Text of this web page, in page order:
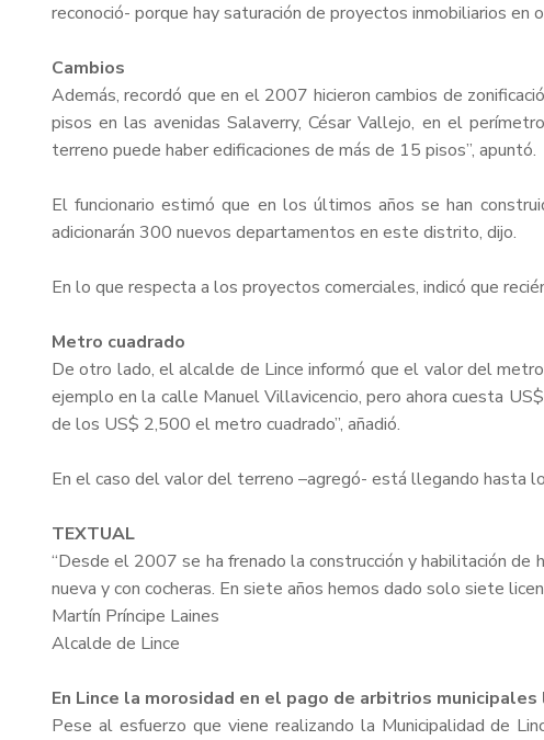
reconoció- porque hay saturación de proyectos inmobiliarios
Cambios
Además, recordó que en el 2007 hicieron cambios de
pisos en las avenidas Salaverry, César Vallejo, en el
terreno puede haber edificaciones de más de 15 pisos”, apuntó.
El funcionario estimó que en los últimos años se han
adicionarán 300 nuevos departamentos en este distrito, dijo.
En lo que respecta a los proyectos comerciales, indicó que
Metro cuadrado
De otro lado, el alcalde de Lince informó que el valor del
ejemplo en la calle Manuel Villavicencio, pero ahora cuesta
de los US$ 2,500 el metro cuadrado”, añadió.
En el caso del valor del terreno –agregó- está llegando hasta
TEXTUAL
“Desde el 2007 se ha frenado la construcción y habilitación de
nueva y con cocheras. En siete años hemos dado solo siete
Martín Príncipe Laines
Alcalde de Lince
En Lince la morosidad en el pago de arbitrios
Pese al esfuerzo que viene realizando la Municipalidad de